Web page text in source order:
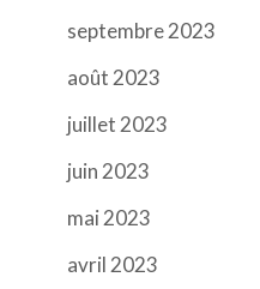
septembre 2023
août 2023
juillet 2023
juin 2023
mai 2023
avril 2023